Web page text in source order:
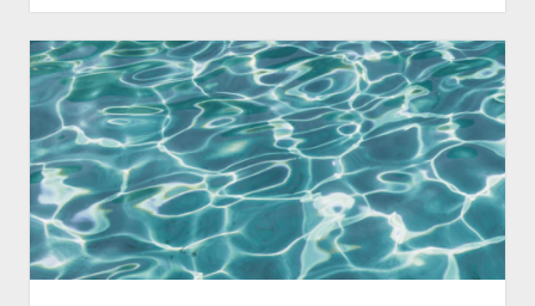
digitala
föremål
&
Gaming
skins
fortsätter
att
växa